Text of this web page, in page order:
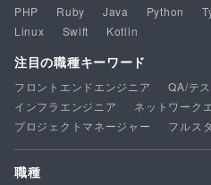
PHP Ruby Java Python
Linux
Swift Kotlin
注目の職種キーワード
フロントエンドエンジニア
QA/テ
インフラエンジニア
ネットワーク
プロジェクトマネージャー
フルス
職種